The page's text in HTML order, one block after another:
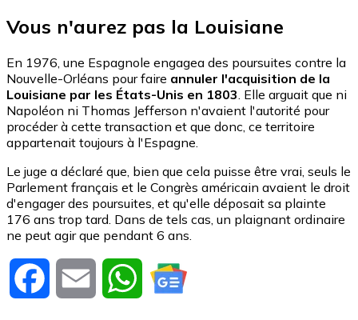
Vous n'aurez pas la Louisiane
En 1976, une Espagnole engagea des poursuites contre la
Nouvelle-Orléans pour faire annuler l'acquisition de la
Louisiane par les États-Unis en 1803. Elle arguait que ni
Napoléon ni Thomas Jefferson n'avaient l'autorité pour
procéder à cette transaction et que donc, ce territoire
appartenait toujours à l'Espagne.
Le juge a déclaré que, bien que cela puisse être vrai, seuls le
Parlement français et le Congrès américain avaient le droit
d'engager des poursuites, et qu'elle déposait sa plainte
176 ans trop tard. Dans de tels cas, un plaignant ordinaire
ne peut agir que pendant 6 ans.
Facebook Email WhatsApp